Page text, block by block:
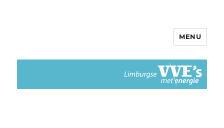
Limburgse VvEs met Energie
MENU